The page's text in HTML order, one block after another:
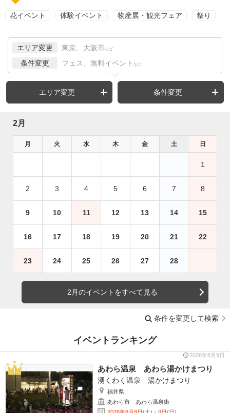
花イベント 体験イベント 物産展・観光フェア 祭り
エリア変更 東京、大阪市 など
条件変更 フェス、無料イベント など
エリア変更 条件変更
2月
月 火 水 木 金 土 日
1
2 3 4 5 6 7 8
9 10 11 12 13 14 15
16 17 18 19 20 21 22
23 24 25 26 27 28
2月のイベントをすべて見る
条件を変更して検索
イベントランキング
2026年8月9日
あわら温泉 あわら湯かけまつり
湧くわく温泉 湯かけまつり
福井県
あわら市 あわら温泉街